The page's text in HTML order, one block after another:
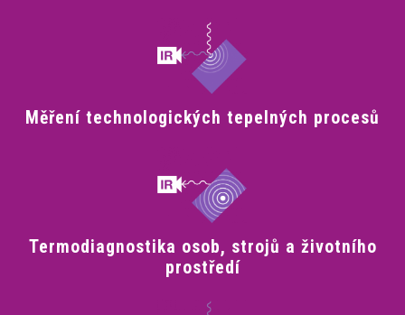
Měření technologických tepelných procesů
Termodiagnostika osob, strojů a životního
prostředí